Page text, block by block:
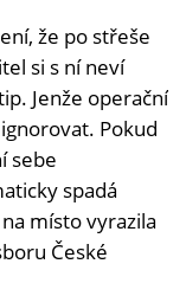
že po střeše
si s ní neví
Jenže operační
Pokud
sebe
spadá
místo vyrazila
České